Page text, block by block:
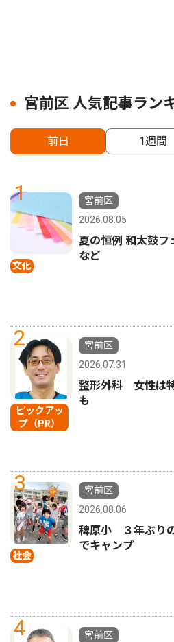
宮前区 人気記事ラン
前日 1週間
1
文化
宮前区
2026.08.05
夏の恒例 和太鼓
など
2
ピックアッ
プ（PR）
宮前区
2026.07.31
整形外科 女性は
も
3
社会
宮前区
2026.08.06
稗原小 ３年ぶり
でキャンプ
4
宮前区